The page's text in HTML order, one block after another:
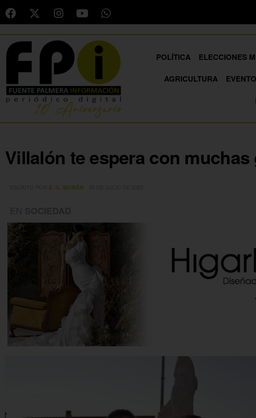
POLÍTICA ELECCIONES
AGRICULTURA
Villalón te espera con muchas
E. G. MORÁN